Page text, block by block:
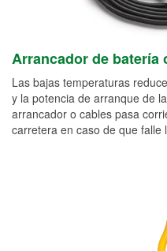
Arrancador de batería
Las bajas temperaturas
y la potencia de arranque de
arrancador o cables pasa
carretera en caso de que falle